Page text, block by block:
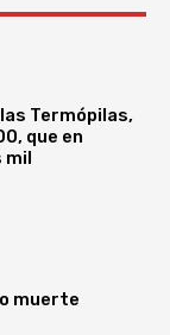
Termópilas,
que en
mil
muerte